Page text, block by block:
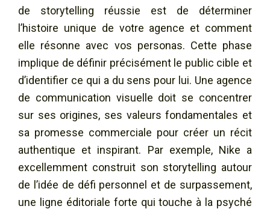
de storytelling réussie est de déterminer
l’histoire unique de votre agence et comment
elle résonne avec vos personas. Cette phase
implique de définir précisément le public cible et
d’identifier ce qui a du sens pour lui. Une agence
de communication visuelle doit se concentrer
sur ses origines, ses valeurs fondamentales et
sa promesse commerciale pour créer un récit
authentique et inspirant. Par exemple, Nike a
excellemment construit son storytelling autour
de l’idée de défi personnel et de surpassement,
une ligne éditoriale forte qui touche à la psyché